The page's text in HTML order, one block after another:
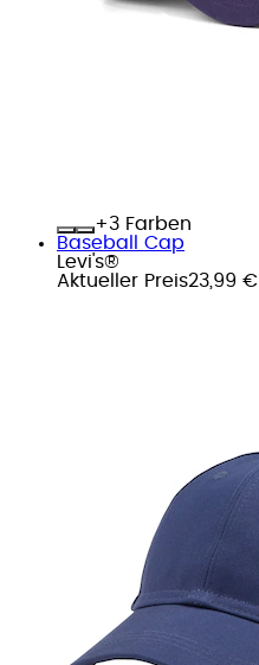
+
Farben
Baseball Cap
Levi's®
Aktueller Preis23,99 €